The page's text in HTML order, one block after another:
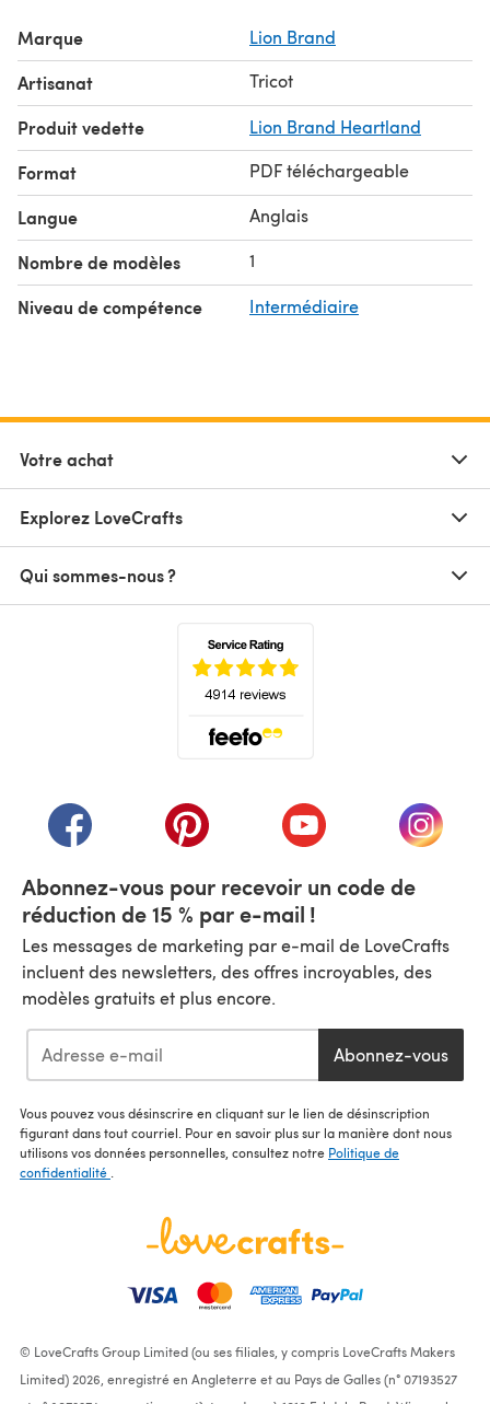
Marque Lion Brand
Artisanat Tricot
Produit vedette Lion Brand Heartland
Format PDF téléchargeable
Langue Anglais
Nombre de modèles 1
Niveau de compétence Intermédiaire
Votre achat
Explorez LoveCrafts
Qui sommes-nous ?
(s'ouvre dans un nouvel onglet)
(s'ouvre dans un nouvel onglet)
(s'ouvre dans un(s'ouvre
Abonnez-vous pour recevoir un code de
réduction de 15 % par e-mail !
Les messages de marketing par e-mail de LoveCrafts
incluent des newsletters, des offres incroyables, des
modèles gratuits et plus encore.
Abonnez-vous
Vous pouvez vous désinscrire en cliquant sur le lien de désinscription
figurant dans tout courriel. Pour en savoir plus sur la manière dont nous
utilisons vos données personnelles, consultez notre Politique de
confidentialité
© LoveCrafts Group Limited (ou ses filiales, y compris LoveCrafts Makers
Limited) 2026, enregistré en Angleterre et au Pays de Galles (n° 07193527